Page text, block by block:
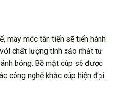
máy móc tân tiến sẽ tiến hành
chất lượng tinh xảo nhất từ
bóng. Bề mặt cúp sẽ được
công nghệ khắc cúp hiện đại.